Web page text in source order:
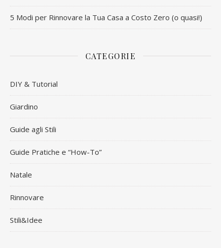
5 Modi per Rinnovare la Tua Casa a Costo Zero (o quasi!)
CATEGORIE
DIY & Tutorial
Giardino
Guide agli Stili
Guide Pratiche e “How-To”
Natale
Rinnovare
Stili&Idee